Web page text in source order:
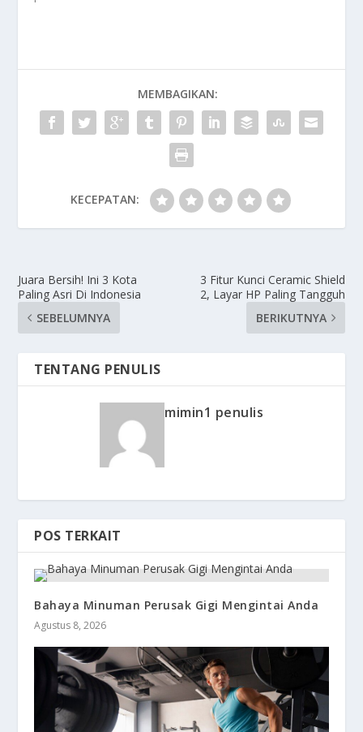
MEMBAGIKAN:
KECEPATAN:
Juara Bersih! Ini 3 Kota
Paling Asri Di Indonesia
SEBELUMNYA
3 Fitur Kunci Ceramic Shield
2, Layar HP Paling Tangguh
BERIKUTNYA
TENTANG PENULIS
mimin1 penulis
POS TERKAIT
Bahaya Minuman Perusak Gigi Mengintai Anda
Agustus 8, 2026